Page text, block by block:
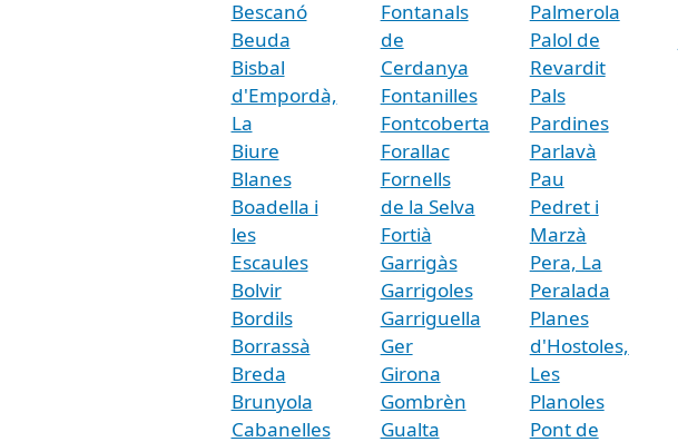
Bescanó
Beuda
Bisbal
d'Empordà,
La
Biure
Blanes
Boadella i
les
Escaules
Bolvir
Bordils
Borrassà
Breda
Brunyola
Cabanelles
Fontanals
de
Cerdanya
Fontanilles
Fontcoberta
Forallac
Fornells
de la Selva
Fortià
Garrigàs
Garrigoles
Garriguella
Ger
Girona
Gombrèn
Gualta
Palmerola
Palol de
Revardit
Pals
Pardines
Parlavà
Pau
Pedret i
Marzà
Pera, La
Peralada
Planes
d'Hostoles,
Les
Planoles
Pont de